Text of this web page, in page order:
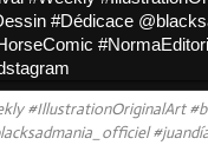
#IllustrationOriginalArt